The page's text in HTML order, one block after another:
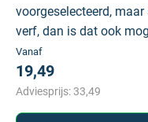
voorgeselecteerd,
verf, dan is dat ook
Vanaf
19,49
Adviesprijs:33,49